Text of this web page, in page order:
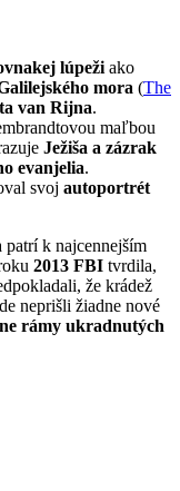
lúpeži ako
mora (The
van Rijna.
maľbou
Ježiša a zázrak
evanjelia.
svoj autoportrét
k najcennejším
2013 FBI tvrdila,
že krádež
neprišli žiadne nové
rámy ukradnutých